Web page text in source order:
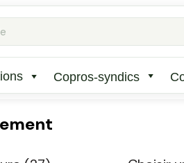
Copros-syndics